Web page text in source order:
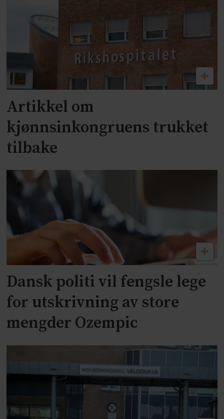
Artikkel om
kjønnsinkongruens trukket
tilbake
Dansk politi vil fengsle lege
for utskrivning av store
mengder Ozempic